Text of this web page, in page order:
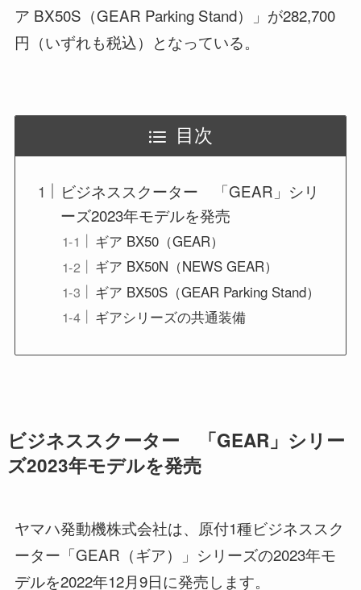
ア BX50S（GEAR Parking Stand）」が282,700
円（いずれも税込）となっている。
目次
ビジネススクーター 「GEAR」シリ
ーズ2023年モデルを発売
ギア BX50（GEAR）
ギア BX50N（NEWS GEAR）
ギア BX50S（GEAR Parking Stand）
ギアシリーズの共通装備
ビジネススクーター 「GEAR」シリー
ズ2023年モデルを発売
ヤマハ発動機株式会社は、原付1種ビジネススク
ーター「GEAR（ギア）」シリーズの2023年モ
デルを2022年12月9日に発売します。